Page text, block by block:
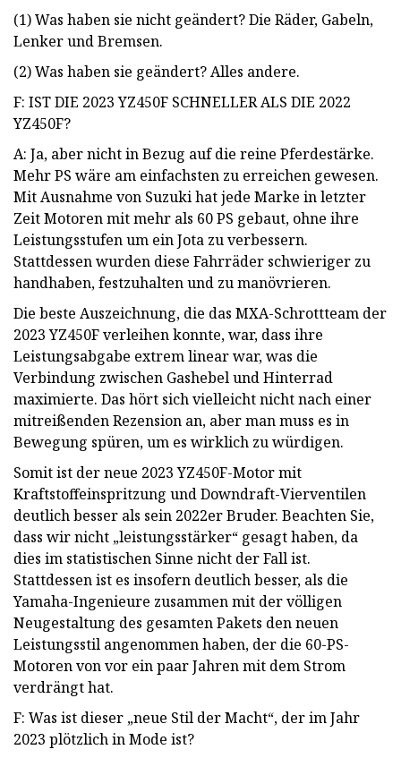
(1) Was haben sie nicht geändert? Die Räder, Gabeln,
Lenker und Bremsen.
(2) Was haben sie geändert? Alles andere.
F: IST DIE 2023 YZ450F SCHNELLER ALS DIE 2022
YZ450F?
A: Ja, aber nicht in Bezug auf die reine Pferdestärke.
Mehr PS wäre am einfachsten zu erreichen gewesen.
Mit Ausnahme von Suzuki hat jede Marke in letzter
Zeit Motoren mit mehr als 60 PS gebaut, ohne ihre
Leistungsstufen um ein Jota zu verbessern.
Stattdessen wurden diese Fahrräder schwieriger zu
handhaben, festzuhalten und zu manövrieren.
Die beste Auszeichnung, die das MXA-Schrottteam der
2023 YZ450F verleihen konnte, war, dass ihre
Leistungsabgabe extrem linear war, was die
Verbindung zwischen Gashebel und Hinterrad
maximierte. Das hört sich vielleicht nicht nach einer
mitreißenden Rezension an, aber man muss es in
Bewegung spüren, um es wirklich zu würdigen.
Somit ist der neue 2023 YZ450F-Motor mit
Kraftstoffeinspritzung und Downdraft-Vierventilen
deutlich besser als sein 2022er Bruder. Beachten Sie,
dass wir nicht „leistungsstärker“ gesagt haben, da
dies im statistischen Sinne nicht der Fall ist.
Stattdessen ist es insofern deutlich besser, als die
Yamaha-Ingenieure zusammen mit der völligen
Neugestaltung des gesamten Pakets den neuen
Leistungsstil angenommen haben, der die 60-PS-
Motoren von vor ein paar Jahren mit dem Strom
verdrängt hat.
F: Was ist dieser „neue Stil der Macht“, der im Jahr
2023 plötzlich in Mode ist?